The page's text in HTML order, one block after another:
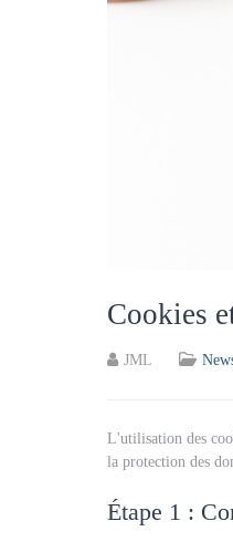
Cookies
JML
L'utilisation des
la protection des
Étape 1 :